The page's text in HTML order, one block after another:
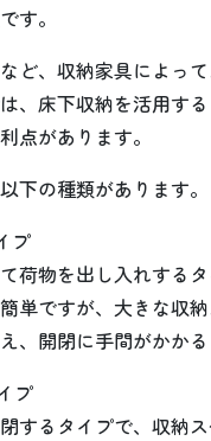
す。
ど、収納家具によっ
、床下収納を活用す
点があります。
下の種類があります。
プ
荷物を出し入れする
単ですが、大きな収
、開閉に手間がかかる
プ
するタイプで、収納